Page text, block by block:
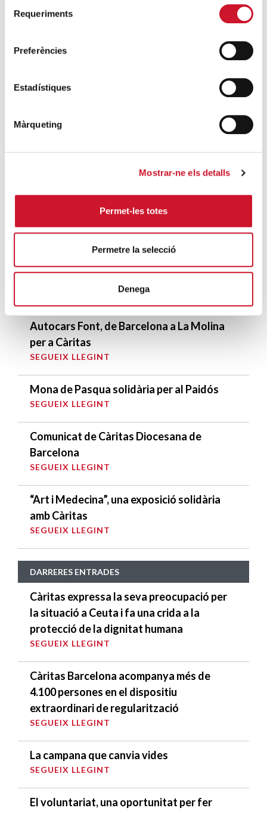
Requeriments
Preferències
Estadístiques
Màrqueting
Mostrar-ne els detalls
Permet-les totes
Permetre la selecció
Denega
Càritas adequa la seva acció social a les
pel COVID-19
d’Advent
SEGUEIX LLEGINT
SEGUEIX LLEGINT
4 maneres d’ajudar durant el confinament
del COVID-19
Autocars Font, de Barcelona a La Molina
per a Càritas
SEGUEIX LLEGINT
Mona de Pasqua solidària per al Paidós
SEGUEIX LLEGINT
Comunicat de Càritas Diocesana de
Barcelona
SEGUEIX LLEGINT
“Art i Medecina”, una exposició solidària
amb Càritas
SEGUEIX LLEGINT
DARRERES ENTRADES
Càritas expressa la seva preocupació per
la situació a Ceuta i fa una crida a la
protecció de la dignitat humana
SEGUEIX LLEGINT
Càritas Barcelona acompanya més de
4.100 persones en el dispositiu
extraordinari de regularització
SEGUEIX LLEGINT
La campana que canvia vides
SEGUEIX LLEGINT
El voluntariat, una oportunitat per fer